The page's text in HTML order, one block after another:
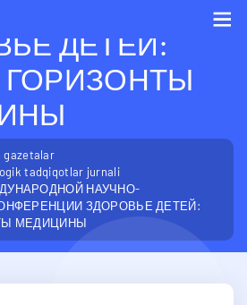
ДЕТЕЙ:
gazetalar
tadqiqotlar jurnali
НАУЧНО-
ЗДОРОВЬЕ ДЕТЕЙ:
МЕДИЦИНЫ